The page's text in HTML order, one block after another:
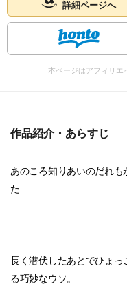
詳細ページへ
本ページはアフィリエ
作品紹介・あらすじ
あのころ知りあいのだれ
た――
長く潜伏したあとでひょっ
る巧妙なウソ。